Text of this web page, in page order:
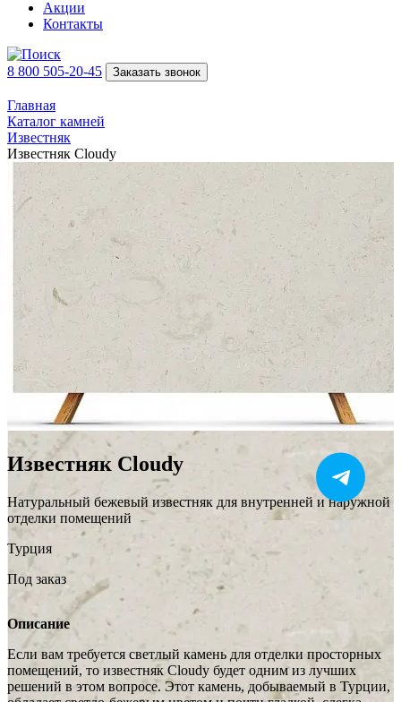
Акции
Контакты
8 800 505-20-45 Заказать звонок
Главная
Каталог камней
Известняк
Известняк Cloudy
Известняк Cloudy
Натуральный бежевый известняк для внутренней и наружной
отделки помещений
Турция
Под заказ
Описание
Если вам требуется светлый камень для отделки просторных
помещений, то известняк Cloudy будет одним из лучших
решений в этом вопросе. Этот камень, добываемый в Турции,